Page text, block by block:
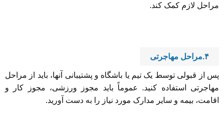
مراحل لازم کمک کند.
۴.مراحل مهاجرتی
پس از قبولی توسط یک تیم یا باشگاه و پشتیبانی آنها، باید از مراحل
مهاجرتی استفاده کنید. عموماً باید مجوز ورزشی، مجوز کار و
اقامت، بیمه و سایر مدارک مورد نیاز را به دست آورید.